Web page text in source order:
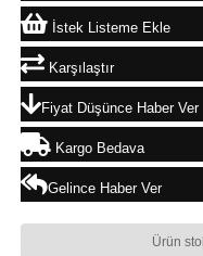
İstek Listeme Ekle
Karşılaştır
Fiyat Düşünce Haber Ver
Kargo Bedava
Gelince Haber Ver
Ürün